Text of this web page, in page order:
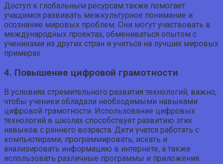
Доступ к глобальным ресурсам также помогает
учащимся развивать межкультурное понимание и
осознание мировых проблем. Они могут участвовать в
международных проектах, обмениваться опытом с
учениками из других стран и учиться на лучших мировых
примерах.
4. Повышение цифровой грамотности
В условиях стремительного развития технологий, важно,
чтобы ученики обладали необходимыми навыками
цифровой грамотности. Использование цифровых
технологий в школах способствует развитию этих
навыков с раннего возраста. Дети учатся работать с
компьютерами, программировать, искать и
анализировать информацию в интернете, а также
использовать различные программы и приложения.